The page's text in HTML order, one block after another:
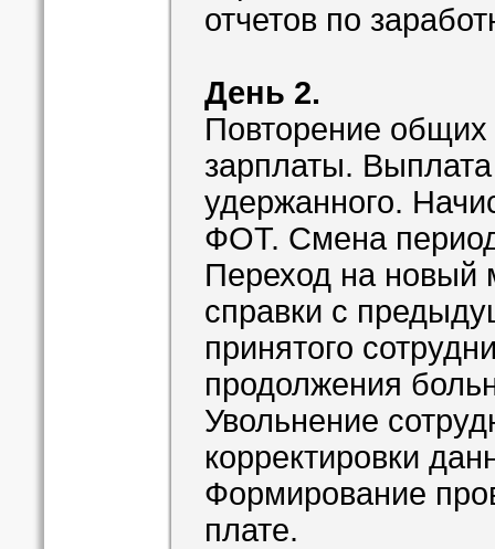
отчетов по
День 2.
Повторение общих
зарплаты.
удержанного.
ФОТ. Смена
Переход на новый
справки с
принятого
продолжения
Увольнение
корректировки
Формирование
плате.